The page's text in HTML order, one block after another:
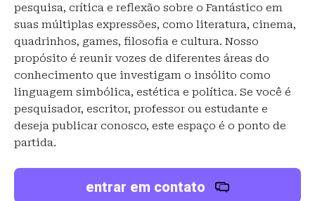
pesquisa, crítica e reflexão sobre o Fantástico em
suas múltiplas expressões, como literatura, cinema,
quadrinhos, games, filosofia e cultura. Nosso
propósito é reunir vozes de diferentes áreas do
conhecimento que investigam o insólito como
linguagem simbólica, estética e política. Se você é
pesquisador, escritor, professor ou estudante e
deseja publicar conosco, este espaço é o ponto de
partida.
entrar em contato